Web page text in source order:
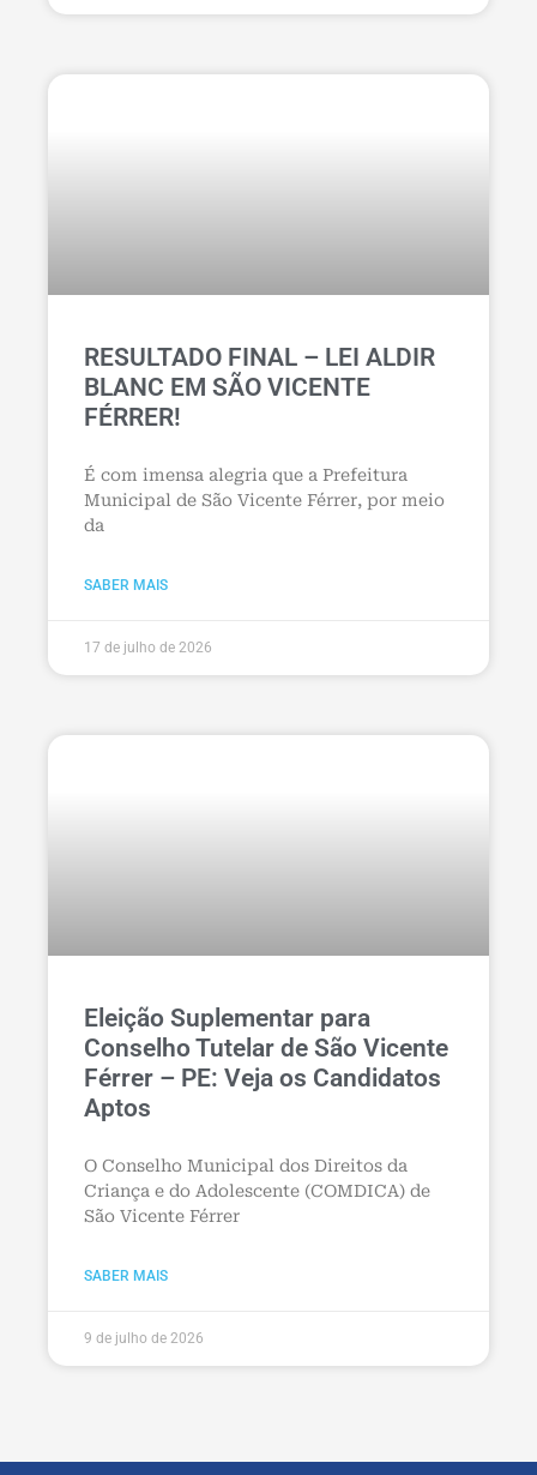
RESULTADO FINAL – LEI ALDIR
BLANC EM SÃO VICENTE
FÉRRER!
É com imensa alegria que a Prefeitura
Municipal de São Vicente Férrer, por meio
da
SABER MAIS
17 de julho de 2026
Eleição Suplementar para
Conselho Tutelar de São Vicente
Férrer – PE: Veja os Candidatos
Aptos
O Conselho Municipal dos Direitos da
Criança e do Adolescente (COMDICA) de
São Vicente Férrer
SABER MAIS
9 de julho de 2026